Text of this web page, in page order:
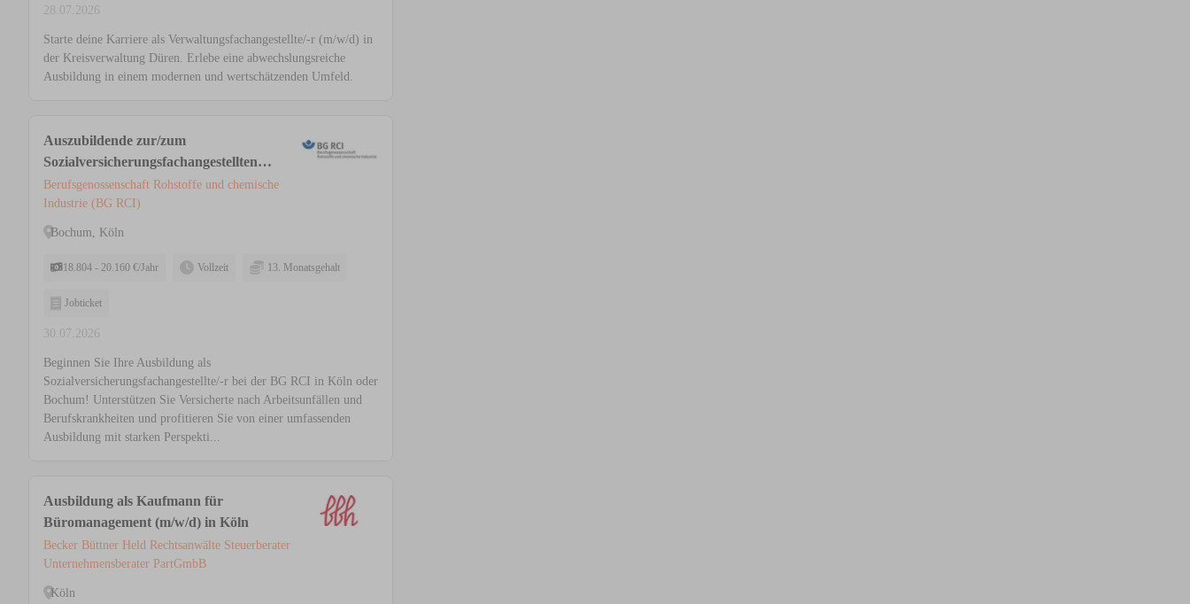
28.07.2026
Starte deine Karriere als Verwaltungsfachangestellte/-r (m/w/d) in
der Kreisverwaltung Düren. Erlebe eine abwechslungsreiche
Ausbildung in einem modernen und wertschätzenden Umfeld.
Auszubildende zur/zum
Sozialversicherungsfachangestellten
(m/w/d) Köln, Bochum
Berufsgenossenschaft Rohstoffe und chemische
Industrie (BG RCI)
Bochum, Köln
18.804 - 20.160 €/Jahr Vollzeit 13. Monatsgehalt
Jobticket
30.07.2026
Beginnen Sie Ihre Ausbildung als
Sozialversicherungsfachangestellte/-r bei der BG RCI in Köln oder
Bochum! Unterstützen Sie Versicherte nach Arbeitsunfällen und
Berufskrankheiten und profitieren Sie von einer umfassenden
Ausbildung mit starken Perspekti...
Ausbildung als Kaufmann für
Büromanagement (m/w/d) in Köln
Becker Büttner Held Rechtsanwälte Steuerberater
Unternehmensberater PartGmbB
Köln